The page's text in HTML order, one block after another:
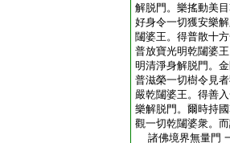
解脱門。樂搖動美
好身令一切獲安樂
闥婆王。得普散十
普放寶光明乾闥婆
明清淨身解脱門。
普滋榮一切樹令見
嚴乾闥婆王。得善
樂解脱門。爾時持
觀一切乾闥婆衆。
諸佛境界無量門